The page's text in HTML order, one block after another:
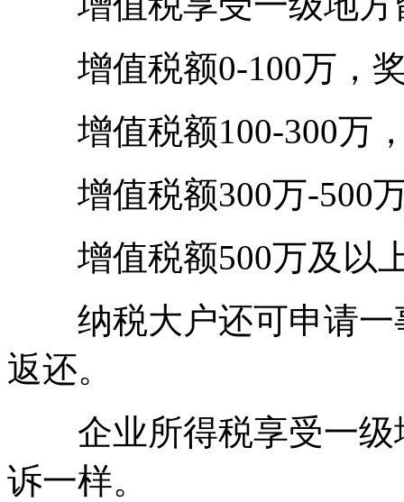
增值税额0-100万，奖
增值税额100-300万，
增值税额300万-500万
增值税额500万及以上
纳税大户还可申请一
返还。
企业所得税享受一级
诉一样。